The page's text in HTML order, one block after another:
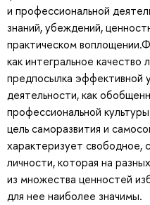
и профессиональной
знаний, убеждений,
практическом
как интегральное качество
предпосылка эффективной
деятельности, как
профессиональной
цель саморазвития и
характеризует свободное,
личности, которая на
из множества ценностей
для нее наиболее значимы.